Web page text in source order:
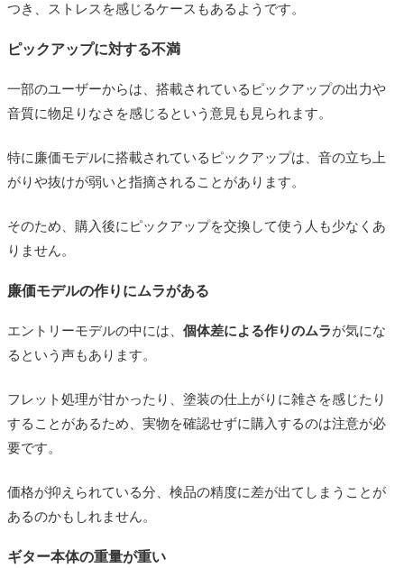
つき、ストレスを感じるケースもあるようです。
ピックアップに対する不満
一部のユーザーからは、搭載されているピックアップの出力や
音質に物足りなさを感じるという意見も見られます。
特に廉価モデルに搭載されているピックアップは、音の立ち上
がりや抜けが弱いと指摘されることがあります。
そのため、購入後にピックアップを交換して使う人も少なくあ
りません。
廉価モデルの作りにムラがある
エントリーモデルの中には、 個体差による作りのムラが気にな
るという声もあります。
フレット処理が甘かったり、塗装の仕上がりに雑さを感じたり
することがあるため、実物を確認せずに購入するのは注意が必
要です。
価格が抑えられている分、検品の精度に差が出てしまうことが
あるのかもしれません。
ギター本体の重量が重い